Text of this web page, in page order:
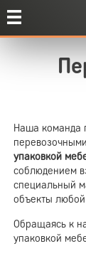
Наша команда
упаковкой
соблюдением
специальный
объекты
Обращаясь к
упаковкой